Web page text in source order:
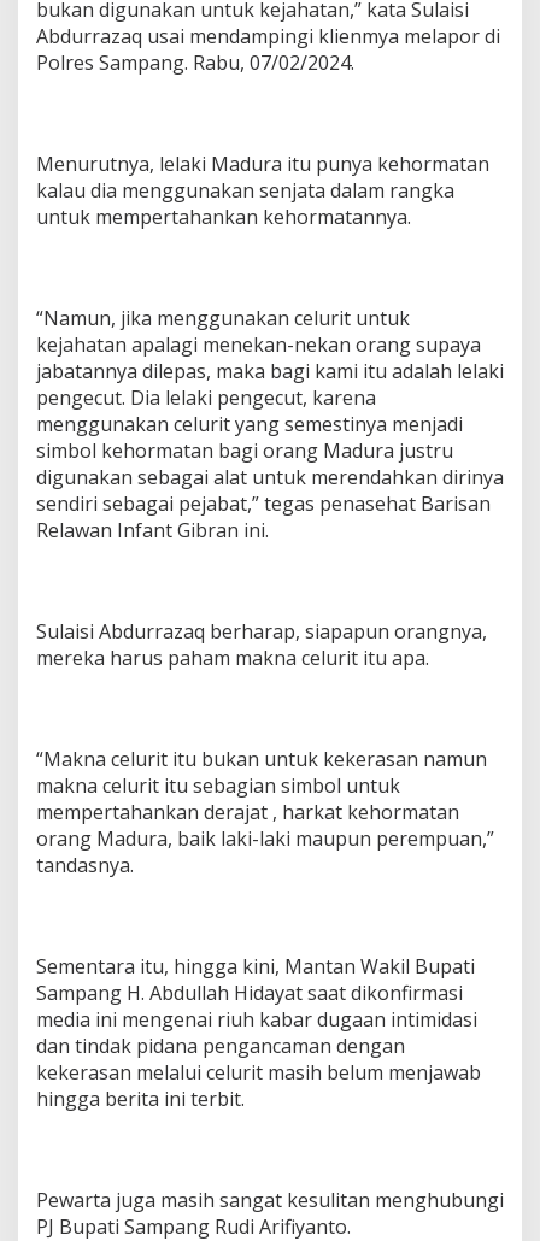
bukan digunakan untuk kejahatan,” kata Sulaisi
Abdurrazaq usai mendampingi klienmya melapor di
Polres Sampang. Rabu, 07/02/2024.
Menurutnya, lelaki Madura itu punya kehormatan
kalau dia menggunakan senjata dalam rangka
untuk mempertahankan kehormatannya.
“Namun, jika menggunakan celurit untuk
kejahatan apalagi menekan-nekan orang supaya
jabatannya dilepas, maka bagi kami itu adalah lelaki
pengecut. Dia lelaki pengecut, karena
menggunakan celurit yang semestinya menjadi
simbol kehormatan bagi orang Madura justru
digunakan sebagai alat untuk merendahkan dirinya
sendiri sebagai pejabat,” tegas penasehat Barisan
Relawan Infant Gibran ini.
Sulaisi Abdurrazaq berharap, siapapun orangnya,
mereka harus paham makna celurit itu apa.
“Makna celurit itu bukan untuk kekerasan namun
makna celurit itu sebagian simbol untuk
mempertahankan derajat , harkat kehormatan
orang Madura, baik laki-laki maupun perempuan,”
tandasnya.
Sementara itu, hingga kini, Mantan Wakil Bupati
Sampang H. Abdullah Hidayat saat dikonfirmasi
media ini mengenai riuh kabar dugaan intimidasi
dan tindak pidana pengancaman dengan
kekerasan melalui celurit masih belum menjawab
hingga berita ini terbit.
Pewarta juga masih sangat kesulitan menghubungi
PJ Bupati Sampang Rudi Arifiyanto.